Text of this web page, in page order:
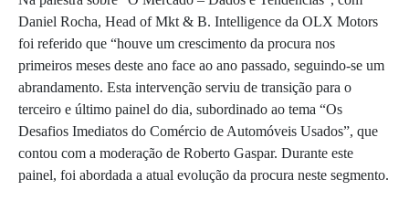
Daniel Rocha, Head of Mkt & B. Intelligence da OLX Motors
foi referido que “houve um crescimento da procura nos
primeiros meses deste ano face ao ano passado, seguindo-se um
abrandamento. Esta intervenção serviu de transição para o
terceiro e último painel do dia, subordinado ao tema “Os
Desafios Imediatos do Comércio de Automóveis Usados”, que
contou com a moderação de Roberto Gaspar. Durante este
painel, foi abordada a atual evolução da procura neste segmento.